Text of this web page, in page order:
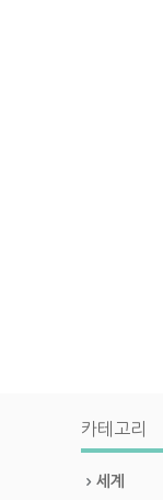
카테고리
세계